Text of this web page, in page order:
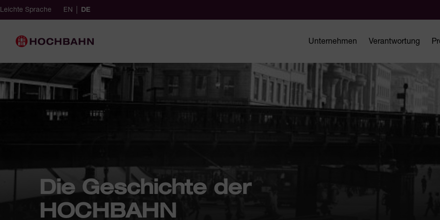
Navigieren in Hochbahn
Schnellnavigation
Hauptnavigation
EN English (Germany)
ausgewählt
DEGerman (Germany)
Leichte Sprache
Unternehmen Verantwortung
Die Geschichte der
HOCHBAHN